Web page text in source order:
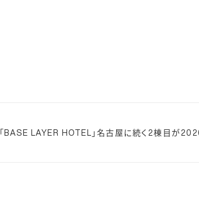
「BASE LAYER HOTEL」名古屋に続く2棟目が